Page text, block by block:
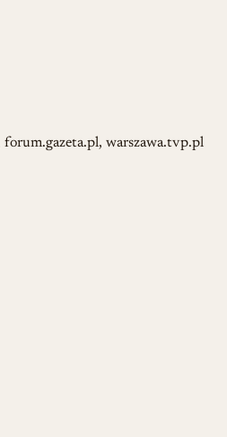
warszawa.tvp.pl